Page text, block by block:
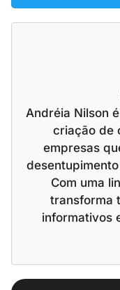
Andréia Nilson
criação de
empresas
Com uma
transforma
informativos